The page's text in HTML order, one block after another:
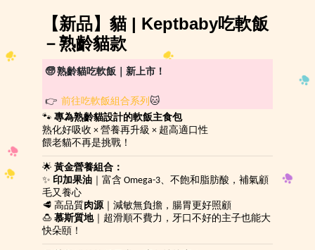
【新品】貓 | Keptbaby吃軟飯
－熟齡貓款
🧓 熟齡貓吃軟飯｜新上市！
👉 前往吃軟飯組合系列🐱
🐾 專為熟齡貓設計的軟飯主食包
熟化好吸收 × 營養再升級 × 超高適口性
餵老貓不再是挑戰！
🌟 黃金營養組合：
✨ 印加果油 ｜富含 Omega-3、不飽和脂肪酸，補氣顧
毛又養心
🥩 高品質 肉源｜減敏無負擔，腸胃更好照顧
🍮 慕斯質地｜超滑順不費力，牙口不好的主子也能大
快朵頤！